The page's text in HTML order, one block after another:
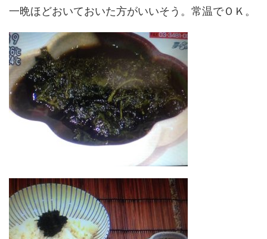
一晩ほどおいておいた方がいいそう。常温でＯＫ。